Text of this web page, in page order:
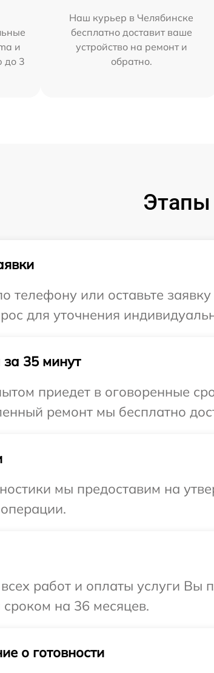
и
до 3
Наш курьер в Челябинске
бесплатно доставит ваше
устройство на ремонт и
обратно.
Этапы
телефону или оставьте
для уточнения
35 минут
приедет в оговоренные
ремонт мы бесплатно
мы предоставим на
работ и оплаты услуги
на 36 месяцев.
о готовности